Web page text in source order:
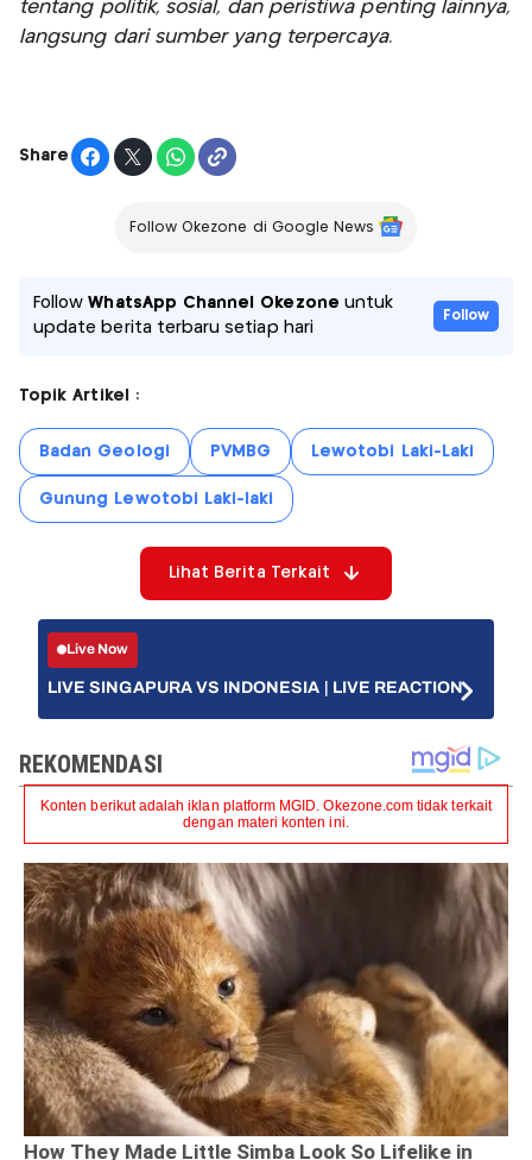
tentang politik, sosial, dan peristiwa penting lainnya,
langsung dari sumber yang terpercaya.
Share
Follow Okezone di Google News
FollowWhatsApp Channel Okezone untuk
update berita terbaru setiap hari
Follow
Topik Artikel :
Badan Geologi PVMBG Lewotobi Laki-Laki
Gunung Lewotobi Laki-laki
Lihat Berita Terkait
Live Now
LIVE SINGAPURA VS INDONESIA | LIVE REACTION